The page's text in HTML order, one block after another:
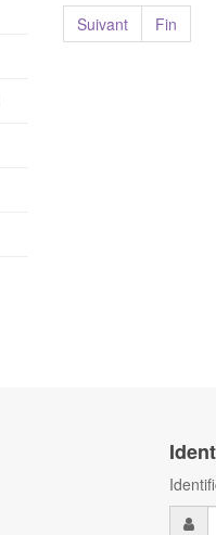
Suivant Fin